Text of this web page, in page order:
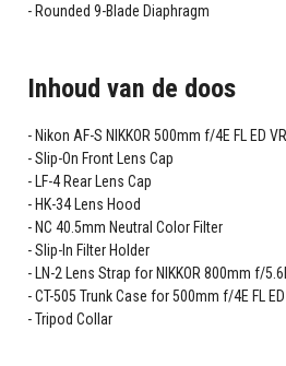
Rounded 9-Blade Diaphragm
Inhoud van de doos
Nikon AF-S NIKKOR 500mm f/4E FL ED
Slip-On Front Lens Cap
LF-4 Rear Lens Cap
HK-34 Lens Hood
NC 40.5mm Neutral Color Filter
Slip-In Filter Holder
LN-2 Lens Strap for NIKKOR 800mm f/
CT-505 Trunk Case for 500mm f/4E FL
Tripod Collar